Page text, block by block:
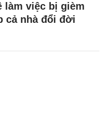
làm việc bị gièm
cả nhà đổi đời